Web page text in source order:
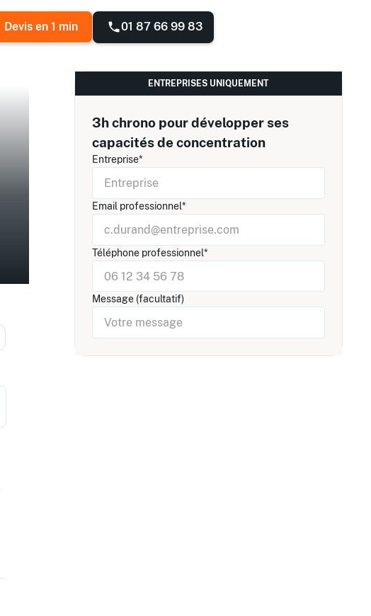
Devis en 1 min 01 87 66 99 83
ENTREPRISES UNIQUEMENT
3h chrono pour développer ses
capacités de concentration
Entreprise*
Email professionnel*
Téléphone professionnel*
Message (facultatif)